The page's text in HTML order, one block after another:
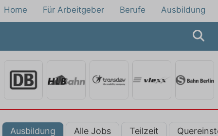
Home Für Arbeitgeber Berufe Ausbildung
Ausbildung Alle Jobs Teilzeit